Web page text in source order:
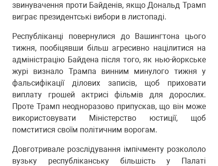
звинувачення проти Байденів, якщо Дональд Трамп
виграє президентські вибори в листопаді.
Республіканці повернулися до Вашингтона цього
тижня, пообіцявши більш агресивно націлитися на
адміністрацію Байдена після того, як нью-йоркське
журі визнало Трампа винним минулого тижня у
фальсифікації ділових записів, щоб приховати
виплату грошей актрисі фільмів для дорослих.
Проте Трамп неодноразово припускав, що він може
використовувати Міністерство юстиції, щоб
помститися своїм політичним ворогам.
Довготривале розслідування імпічменту розкололо
вузьку республіканську більшість у Палаті